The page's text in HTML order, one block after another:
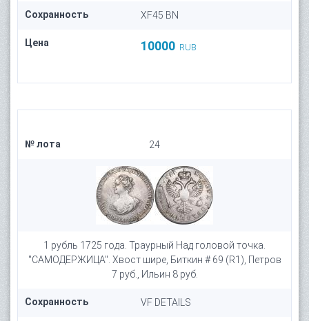
Сохранность XF45 BN
Цена 10000 RUB
№ лота 24
1 рубль 1725 года. Траурный Над головой точка.
"САМОДЕРЖИЦА". Хвост шире, Биткин # 69 (R1), Петров
7 руб., Ильин 8 руб.
Сохранность VF DETAILS